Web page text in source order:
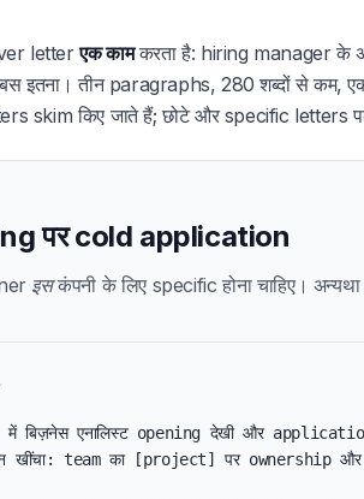
letterएक कामकरता है: hiring manager के
इतना। तीन paragraphs, 280 शब्दों से कम,
skim किए जाते हैं; छोटे और specific letters
पर cold application
इसकंपनी के लिए specific होना चाहिए।
बिज़नेस एनालिस्ट opening देखी और
खींचा: team का [project] पर ownership और